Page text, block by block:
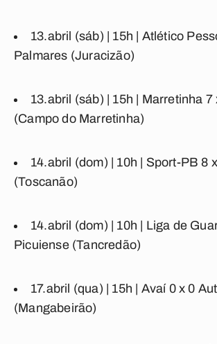
13.abril (sáb) | 15h | Atlético
Palmares (Juracizão)
13.abril (sáb) | 15h | Marretinha 7
(Campo do Marretinha)
14.abril (dom) | 10h | Sport-PB 8 x
(Toscanão)
14.abril (dom) | 10h | Liga de
Picuiense (Tancredão)
17.abril (qua) | 15h | Avaí0x 0
(Mangabeirão)